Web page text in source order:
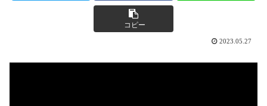
コピー
2023.05.27